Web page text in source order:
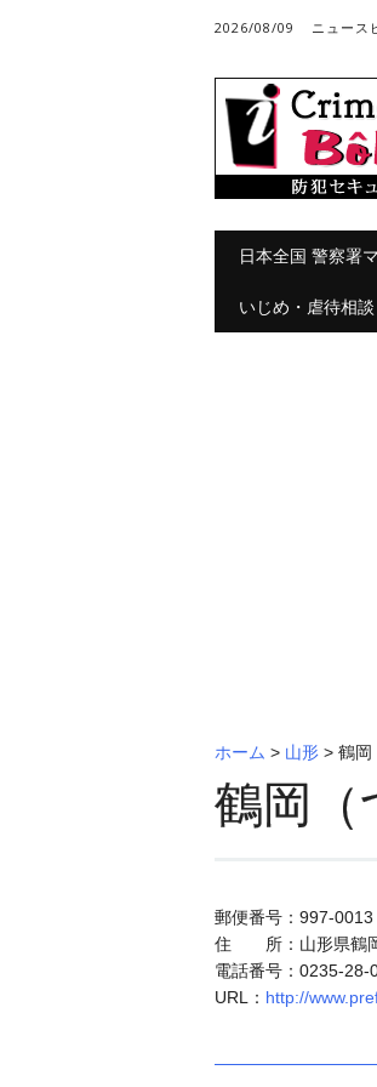
2026/08/09 ニュース
メイン
日本全国 警察署
いじめ・虐待相談
ホーム > 山形> 鶴岡
鶴岡（
郵便番号：997-0013
住 所：山形県鶴
電話番号：0235-28-
URL： http://